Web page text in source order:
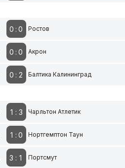
0 : 0 Ростов
0 : 0 Акрон
0 : 2 Балтика Калининград
1 : 3 Чарльтон Атлетик
1 : 0 Нортгемптон Таун
3 : 1 Портсмут